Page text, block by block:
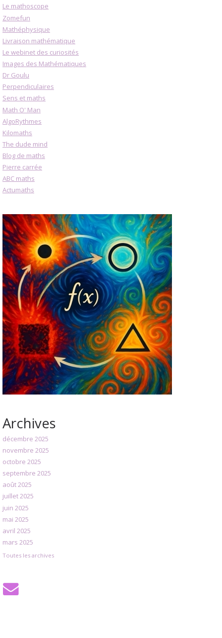
Le mathoscope
Zomefun
Mathéphysique
Livraison mathématique
Le webinet des curiosités
Images des Mathématiques
Dr Goulu
Perpendiculaires
Sens et maths
Math O' Man
AlgoRythmes
Kilomaths
The dude mind
Blog de maths
Pierre carrée
ABC maths
Actumaths
Archives
décembre 2025
novembre 2025
octobre 2025
septembre 2025
août 2025
juillet 2025
juin 2025
mai 2025
avril 2025
mars 2025
Toutes les archives